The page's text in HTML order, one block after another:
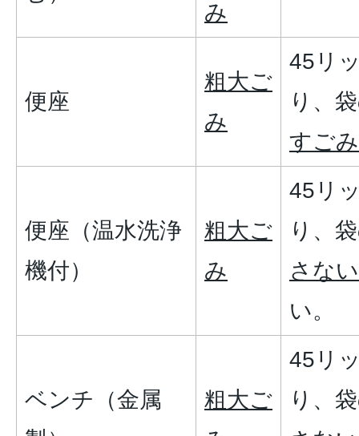
み
便座
粗大ご
み
45リ
り、
すごみ
便座（温水洗浄
機付）
粗大ご
み
45リ
り、
さな
い。
ベンチ（金属
粗大ご
45リ
り、